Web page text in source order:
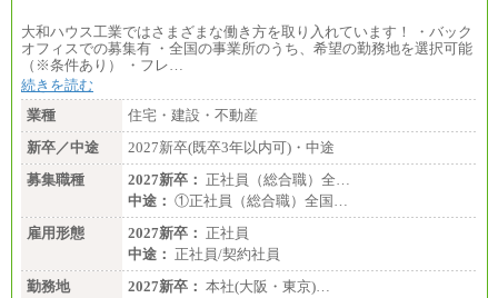
大和ハウス工業ではさまざまな働き方を取り入れています！ ・バック
オフィスでの募集有 ・全国の事業所のうち、希望の勤務地を選択可能
（※条件あり） ・フレ…
続きを読む
業種
住宅・建設・不動産
新卒／中途
2027新卒(既卒3年以内可)・中途
募集職種
2027新卒： 正社員（総合職）全…
中途： ①正社員（総合職）全国…
雇用形態
2027新卒： 正社員
中途： 正社員/契約社員
勤務地
2027新卒： 本社(大阪・東京)…